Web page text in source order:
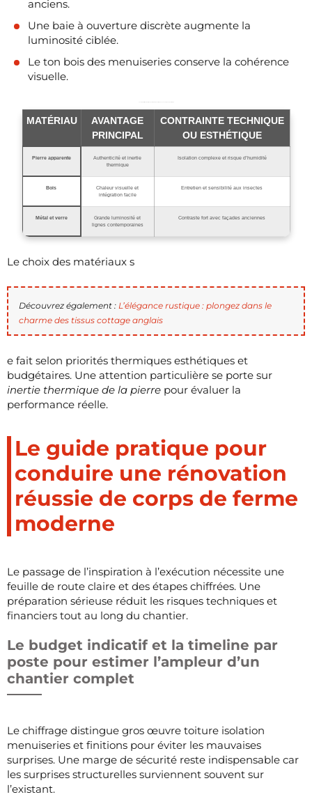
anciens.
Une baie à ouverture discrète augmente la
luminosité ciblée.
Le ton bois des menuiseries conserve la cohérence
visuelle.
MATÉRIAU
AVANTAGE
PRINCIPAL
CONTRAINTE TECHNIQUE
OU ESTHÉTIQUE
Pierre apparente
Authenticité et inertie
thermique
Isolation complexe et risque d’humidité
Bois
Chaleur visuelle et
intégration facile
Entretien et sensibilité aux insectes
Métal et verre
Grande luminosité et
lignes contemporaines
Contraste fort avec façades anciennes
Le choix des matériaux s
Découvrez également : L’élégance rustique : plongez dans le
charme des tissus cottage anglais
e fait selon priorités thermiques esthétiques et
budgétaires. Une attention particulière se porte sur
inertie thermique de la pierre pour évaluer la
performance réelle.
Le guide pratique pour
conduire une rénovation
réussie de corps de ferme
moderne
Le passage de l’inspiration à l’exécution nécessite une
feuille de route claire et des étapes chiffrées. Une
préparation sérieuse réduit les risques techniques et
financiers tout au long du chantier.
Le budget indicatif et la timeline par
poste pour estimer l’ampleur d’un
chantier complet
Le chiffrage distingue gros œuvre toiture isolation
menuiseries et finitions pour éviter les mauvaises
surprises. Une marge de sécurité reste indispensable car
les surprises structurelles surviennent souvent sur
l’existant.